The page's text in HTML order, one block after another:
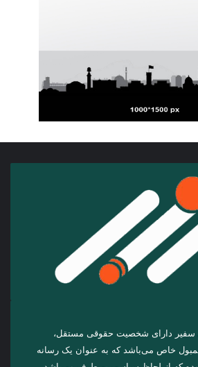
سفیر دارای شخصیت حقوقی مستقل،
خاص می‌باشد که به عنوان یک رسانه